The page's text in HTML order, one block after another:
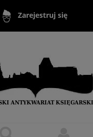
Zarejestruj się